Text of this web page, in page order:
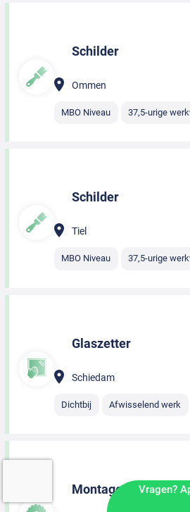
Schilder
Ommen
MBO Niveau 37,5-urige
Schilder
Tiel
MBO Niveau 37,5-urige
Glaszetter
Schiedam
Dichtbij Afwisselend werk
Vragen?